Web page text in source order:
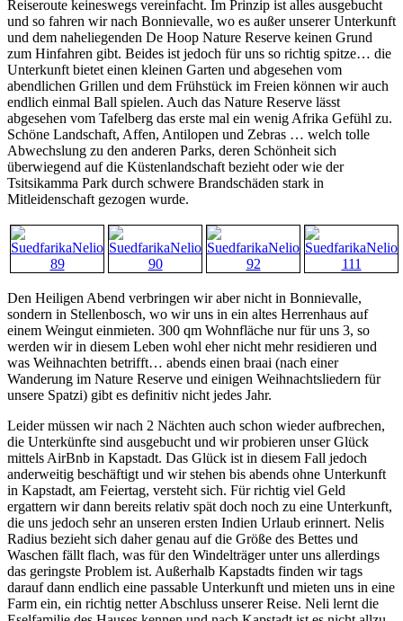
Reiseroute keineswegs vereinfacht. Im Prinzip ist alles ausgebucht
und so fahren wir nach Bonnievalle, wo es außer unserer Unterkunft
und dem naheliegenden De Hoop Nature Reserve keinen Grund
zum Hinfahren gibt. Beides ist jedoch für uns so richtig spitze… die
Unterkunft bietet einen kleinen Garten und abgesehen vom
abendlichen Grillen und dem Frühstück im Freien können wir auch
endlich einmal Ball spielen. Auch das Nature Reserve lässt
abgesehen vom Tafelberg das erste mal ein wenig Afrika Gefühl zu.
Schöne Landschaft, Affen, Antilopen und Zebras … welch tolle
Abwechslung zu den anderen Parks, deren Schönheit sich
überwiegend auf die Küstenlandschaft bezieht oder wie der
Tsitsikamma Park durch schwere Brandschäden stark in
Mitleidenschaft gezogen wurde.
Den Heiligen Abend verbringen wir aber nicht in Bonnievalle,
sondern in Stellenbosch, wo wir uns in ein altes Herrenhaus auf
einem Weingut einmieten. 300 qm Wohnfläche nur für uns 3, so
werden wir in diesem Leben wohl eher nicht mehr residieren und
was Weihnachten betrifft… abends einen braai (nach einer
Wanderung im Nature Reserve und einigen Weihnachtsliedern für
unsere Spatzi) gibt es definitiv nicht jedes Jahr.
Leider müssen wir nach 2 Nächten auch schon wieder aufbrechen,
die Unterkünfte sind ausgebucht und wir probieren unser Glück
mittels AirBnb in Kapstadt. Das Glück ist in diesem Fall jedoch
anderweitig beschäftigt und wir stehen bis abends ohne Unterkunft
in Kapstadt, am Feiertag, versteht sich. Für richtig viel Geld
ergattern wir dann bereits relativ spät doch noch zu eine Unterkunft,
die uns jedoch sehr an unseren ersten Indien Urlaub erinnert. Nelis
Radius bezieht sich daher genau auf die Größe des Bettes und
Waschen fällt flach, was für den Windelträger unter uns allerdings
das geringste Problem ist. Außerhalb Kapstadts finden wir tags
darauf dann endlich eine passable Unterkunft und mieten uns in eine
Farm ein, ein richtig netter Abschluss unserer Reise. Neli lernt die